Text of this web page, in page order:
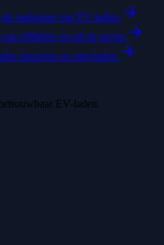
toekomst van EV-laden.
eMabler en uit de sector.
lanceren en opschalen.
EV-laden.